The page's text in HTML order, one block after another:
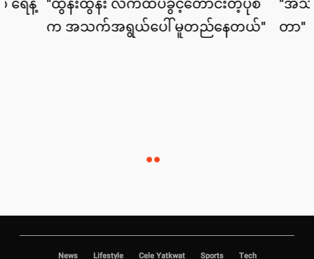
News Lifestyle Cele Yatkwat Sports Tech